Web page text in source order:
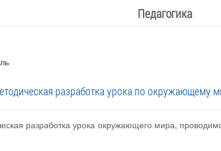
Педагогика
разработка урока по окружающему
разработка урока окружающего мира,